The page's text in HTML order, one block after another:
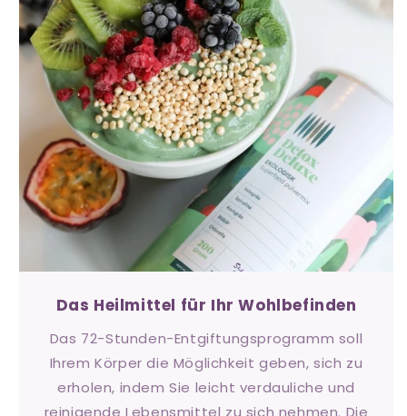
Das Heilmittel für Ihr Wohlbefinden
Das 72-Stunden-Entgiftungsprogramm soll
Ihrem Körper die Möglichkeit geben, sich zu
erholen, indem Sie leicht verdauliche und
reinigende Lebensmittel zu sich nehmen. Die